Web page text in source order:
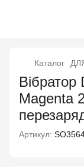
Каталог
Magenta
Артикул: